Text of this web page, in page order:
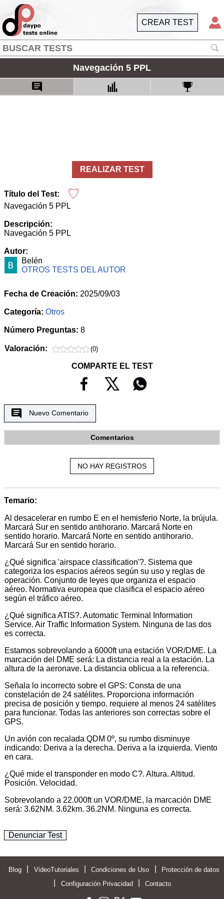
CREAR TEST
Navegación 5 PPL
REALIZAR TEST
Título del Test:
Navegación 5 PPL
Descripción:
Navegación 5 PPL
Autor:
Belén
OTROS TESTS DEL AUTOR
Fecha de Creación: 2025/09/03
Categoría: Otros
Número Preguntas: 8
Valoración: (0)
COMPARTE EL TEST
Nuevo Comentario
Comentarios
NO HAY REGISTROS
Temario:
Al desacelerar en rumbo E en el hemisferio Norte, la brújula.
Marcará Sur en sentido antihorario. Marcará Norte en
sentido horario. Marcará Norte en sentido antihorario.
Marcará Sur en sentido horario.
¿Qué significa 'airspace classification'?. Sistema que
categoriza los espacios aéreos según su uso y reglas de
operación. Conjunto de leyes que organiza el espacio
aéreo. Normativa europea que clasifica el espacio aéreo
según el tráfico aéreo.
¿Qué significa ATIS?. Automatic Terminal Information
Service. Air Traffic Information System. Ninguna de las dos
es correcta.
Estamos sobrevolando a 6000ft una estación VOR/DME. La
marcación del DME será: La distancia real a la estación. La
altura de la aeronave. La distancia oblicua a la referencia.
Señala lo incorrecto sobre el GPS: Consta de una
constelación de 24 satélites. Proporciona información
precisa de posición y tiempo. requiere al menos 24 satélites
para funcionar. Todas las anteriores son correctas sobre el
GPS.
Un avión con recalada QDM 0º, su rumbo disminuye
indicando: Deriva a la derecha. Deriva a la izquierda. Viento
en cara.
¿Qué mide el transponder en modo C?. Altura. Altitud.
Posición. Velocidad.
Sobrevolando a 22.000ft un VOR/DME, la marcación DME
será: 3.62NM. 3.62km. 36.2NM. Ninguna es correcta.
Denunciar Test
Blog VideoTutoriales Condiciones de Uso Protección de datos
Configuración Privacidad Contacto